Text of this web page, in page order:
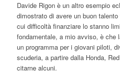
Davide Rigon è un altro esempio
dimostrato di avere un buon
cui difficoltà finanziare lo stanno
fondamentale, a mio avviso, è che
un programma per i giovani piloti,
scuderia, a partire dalla Honda,
citarne alcuni.